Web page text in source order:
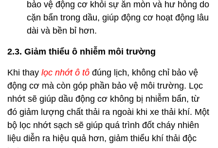
bảo vệ động cơ khỏi sự ăn mòn và hư hỏng do
cặn bẩn trong dầu, giúp động cơ hoạt động lâu
dài và bền bỉ hơn.
2.3. Giảm thiểu ô nhiễm môi trường
Khi thay lọc nhớt ô tô đúng lịch, không chỉ bảo vệ
động cơ mà còn góp phần bảo vệ môi trường. Lọc
nhớt sẽ giúp dầu động cơ không bị nhiễm bẩn, từ
đó giảm lượng chất thải ra ngoài khi xe thải khí. Một
bộ lọc nhớt sạch sẽ giúp quá trình đốt cháy nhiên
liệu diễn ra hiệu quả hơn, giảm thiểu khí thải độc